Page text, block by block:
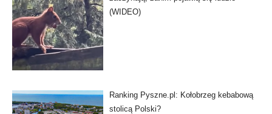
(WIDEO)
Ranking Pyszne.pl: Kołobrzeg kebabową
stolicą Polski?